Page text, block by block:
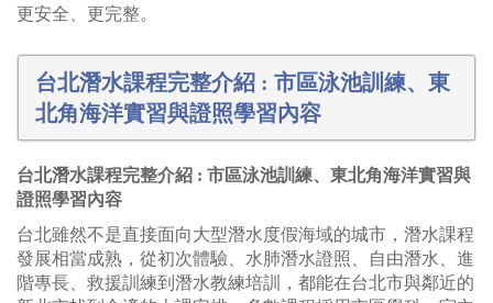
更安全、更完整。
台北潛水課程完整介紹 : 市區泳池訓練、東
北角海洋實習與證照學習內容
台北潛水課程完整介紹 : 市區泳池訓練、東北角海洋實習與
證照學習內容
台北雖然不是直接面向大型潛水度假海域的城市，潛水課程
發展相當成熟，從初次體驗、水肺潛水證照、自由潛水、進
階專長、救援訓練到潛水教練培訓，都能在台北市與鄰近的